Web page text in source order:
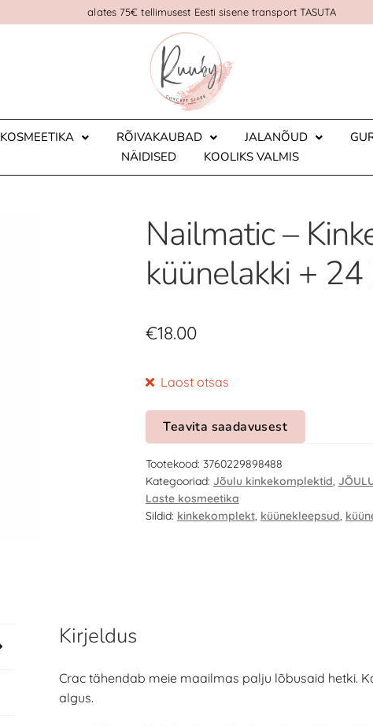
alates 75€ tellimusest Eesti sisene transport TASUTA
KOSMEETIKA RÕIVAKAUBAD JALANÕUD
NÄIDISED
KOOLIKS VALMIS
Nailmatic –
küünelakki +
€18.00
Laost otsas
Teavita saadavusest
Tootekood: 3760229898488
Kategooriad: Jõulu kinkekomplektid
Laste kosmeetika
Sildid: kinkekomplekt, küünekleepsud
Kirjeldus
Crac tähendab meie maailmas palju lõbusaid hetki.
algus.